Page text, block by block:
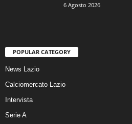
6 Agosto 2026
POPULAR CATEGORY
News Lazio
Calciomercato Lazio
Intervista
Serie A